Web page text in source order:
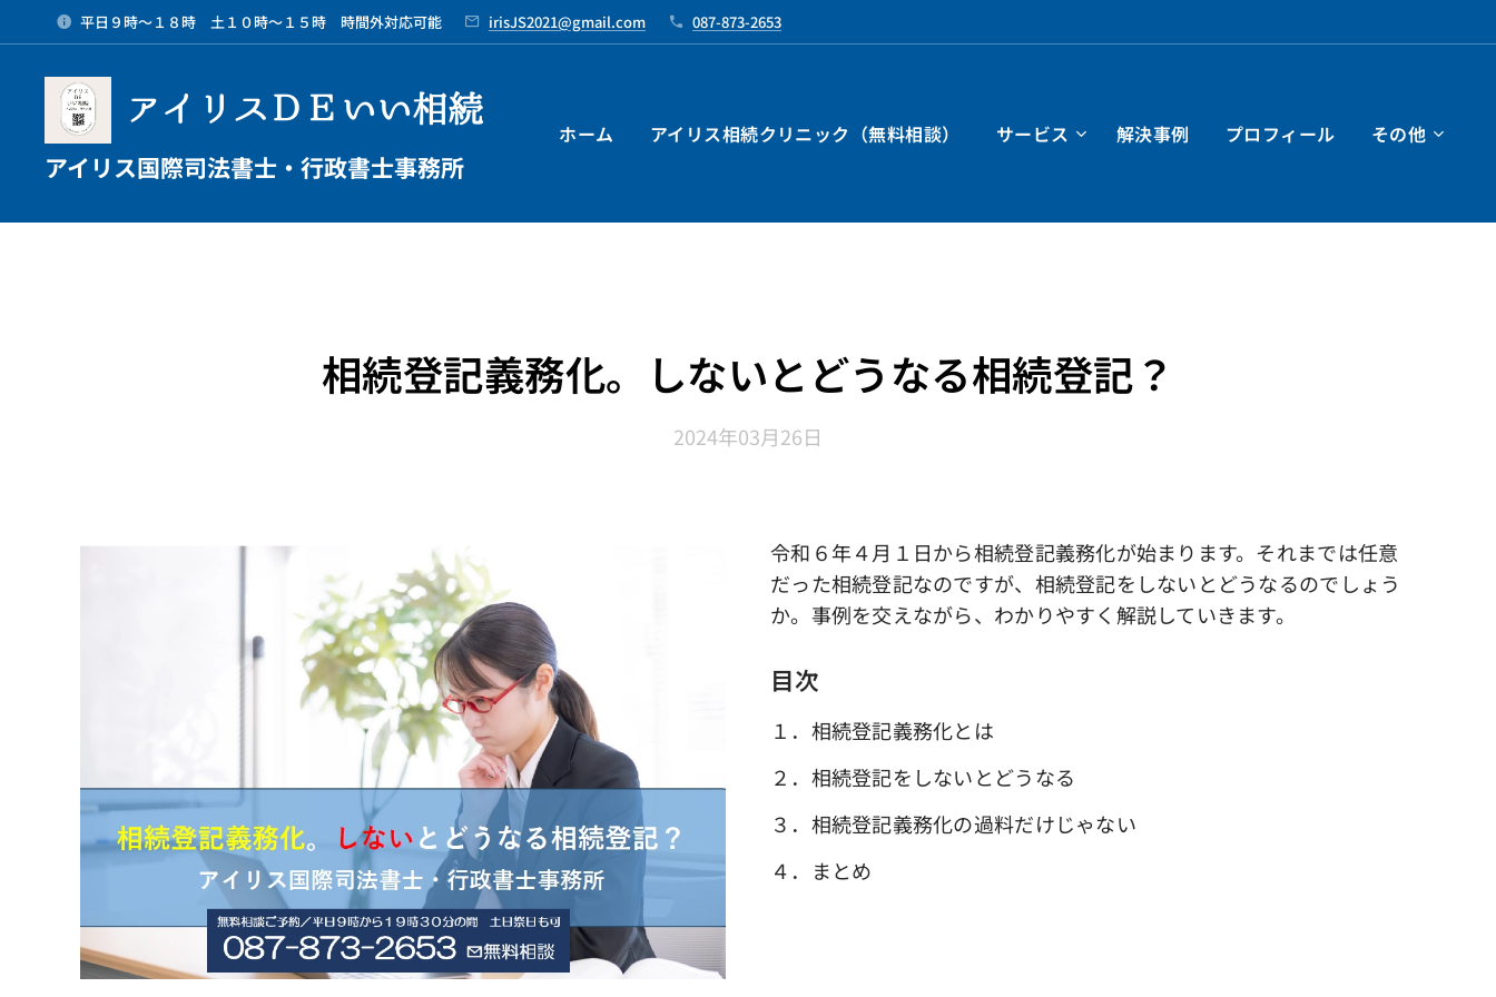
平日９時～１８時 土１０時～１５時 時間外対応可能 irisJS2021@gmail.com 087-873-2653
アイリスＤＥいい相続
アイリス国際司法書士・行政書士事務所
ホーム アイリス相続クリニック（無料相談） サービス 解決事例 プロフィール その他
相続登記義務化。しないとどうなる相続登記？
2024年03月26日
令和６年４月１日から相続登記義務化が始まります。それまでは任意
だった相続登記なのですが、相続登記をしないとどうなるのでしょう
か。事例を交えながら、わかりやすく解説していきます。
目次
１．相続登記義務化とは
２．相続登記をしないとどうなる
３．相続登記義務化の過料だけじゃない
４．まとめ